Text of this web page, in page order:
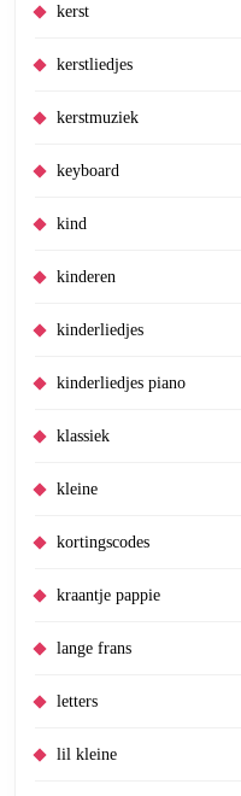
kerst
kerstliedjes
kerstmuziek
keyboard
kind
kinderen
kinderliedjes
kinderliedjes piano
klassiek
kleine
kortingscodes
kraantje pappie
lange frans
letters
lil kleine